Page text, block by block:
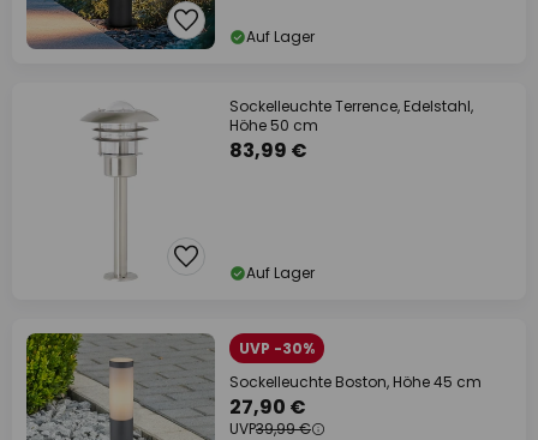
Auf Lager
Sockelleuchte Terrence, Edelstahl,
Höhe 50 cm
83,99 €
Auf Lager
UVP -30%
Sockelleuchte Boston, Höhe 45 cm
27,90 €
UVP39,99 €